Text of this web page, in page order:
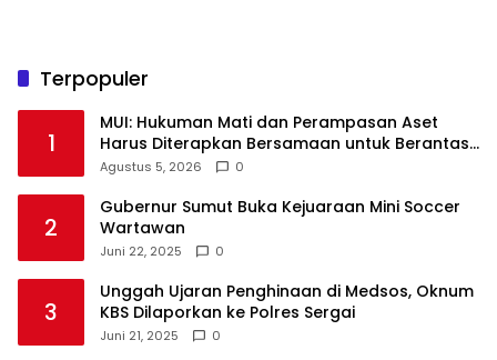
Terpopuler
1
‎MUI: Hukuman Mati dan Perampasan Aset
Harus Diterapkan Bersamaan untuk Berantas
Agustus 5, 2026 0
2
Gubernur Sumut Buka Kejuaraan Mini Soccer
Wartawan
Juni 22, 2025 0
3
Unggah Ujaran Penghinaan di Medsos, Oknum
KBS Dilaporkan ke Polres Sergai
Juni 21, 2025 0